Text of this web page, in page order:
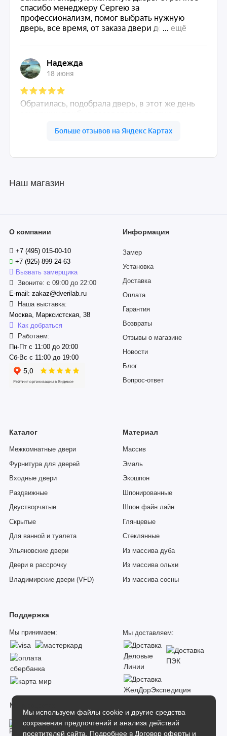
Наш магазин
Мы используем файлы cookie и другие средства
сохранения предпочтений и анализа действий
посетителей сайта. Подробнее в Договор оферты и
О компании
+7 (495) 015-00-10
+7 (925) 899-24-63
Вызвать замерщика
Звоните: с 09:00 до 22:00
E-mail: zakaz@dverilab.ru
Наша выставка:
Москва, Марксистская, 38
Как добраться
Работаем:
Пн-Пт с 11:00 до 20:00
Сб-Вс с 11:00 до 19:00
Информация
Замер
Установка
Доставка
Оплата
Гарантия
Возвраты
Отзывы о магазине
Новости
Блог
Вопрос-ответ
Каталог
Межкомнатные двери
Фурнитура для дверей
Входные двери
Раздвижные
Двустворчатые
Скрытые
Для ванной и туалета
Ульяновские двери
Двери в рассрочку
Владимирские двери (VFD)
Материал
Массив
Эмаль
Экошпон
Шпонированные
Шпон файн лайн
Глянцевые
Стеклянные
Из массива дуба
Из массива ольхи
Из массива сосны
Поддержка
Мы принимаем: Мы доставляем:
Мы в соцсетях: